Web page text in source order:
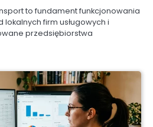
to fundament funkcjonowania
firm usługowych i
przedsiębiorstwa